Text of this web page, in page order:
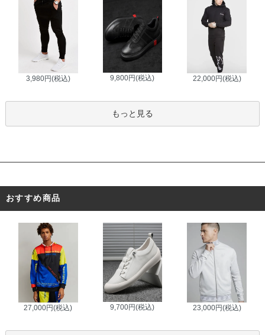
3,980円(税込) 9,800円(税込) 22,000円(税込)
もっと見る
おすすめ商品
27,000円(税込) 9,700円(税込) 23,000円(税込)